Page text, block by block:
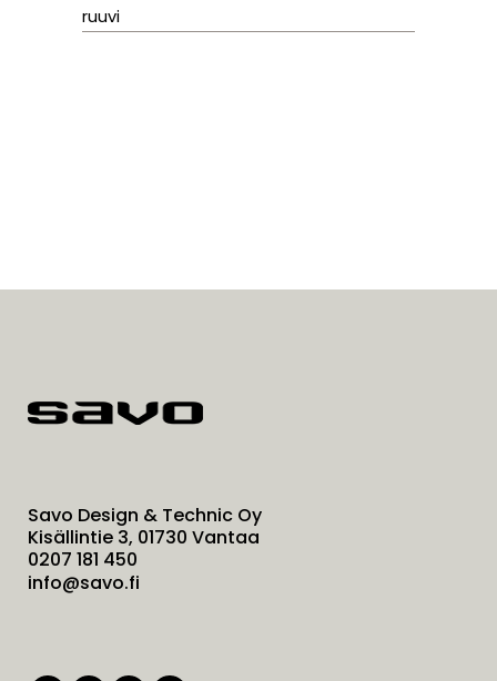
ruuvi
Savo Design & Technic Oy
Kisällintie 3, 01730 Vantaa
0207 181 450
info@savo.fi